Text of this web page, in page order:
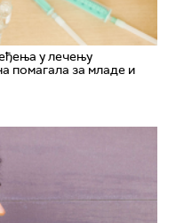
у лечењу
помагала за младе и